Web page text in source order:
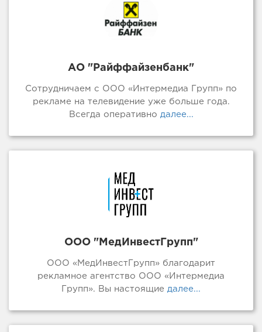
АО "Райффайзенбанк"
Сотрудничаем с ООО «Интермедиа Групп» по
рекламе на телевидение уже больше года.
Всегда оперативно далее...
ООО "МедИнвестГрупп"
ООО «МедИнвестГрупп» благодарит
рекламное агентство ООО «Интермедиа
Групп». Вы настоящие далее...